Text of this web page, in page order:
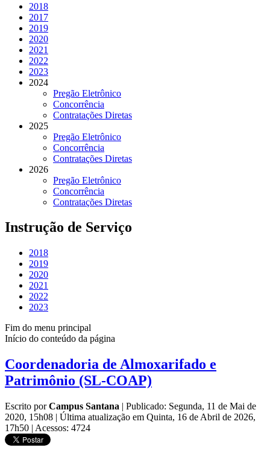
2018
2017
2019
2020
2021
2022
2023
2024
Pregão Eletrônico
Concorrência
Contratações Diretas
2025
Pregão Eletrônico
Concorrência
Contratações Diretas
2026
Pregão Eletrônico
Concorrência
Contratações Diretas
Instrução de Serviço
2018
2019
2020
2021
2022
2023
Fim do menu principal
Início do conteúdo da página
Coordenadoria de Almoxarifado e
Patrimônio (SL-COAP)
Escrito porCampus Santana | Publicado: Segunda, 11 de Mai de
2020, 15h08 | Última atualização em Quinta, 16 de Abril de 2026,
17h50 | Acessos: 4724